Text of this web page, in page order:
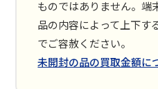
ものではありません。端
品の内容によって上下す
でご容赦ください。
未開封の品の買取金額に